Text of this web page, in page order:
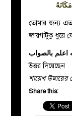
তোমার জন্য
জায়গাটুকু ধুয়ে
اعلم بالصواب
উত্তর দিয়েছেন
শায়েখ উমায়ের
Share this: